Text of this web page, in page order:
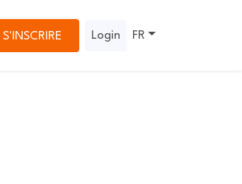
S'INSCRIRE Login FR